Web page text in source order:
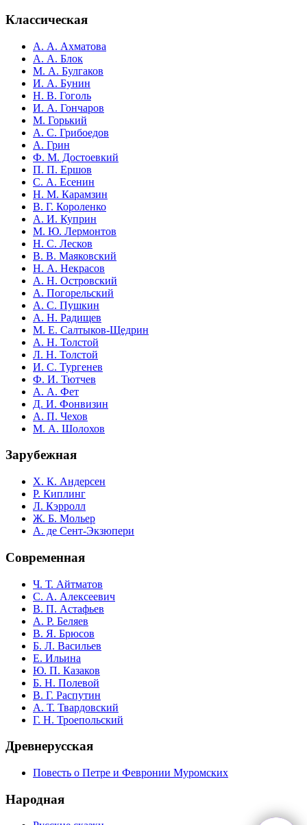
Классическая
А. А. Ахматова
А. А. Блок
М. А. Булгаков
И. А. Бунин
Н. В. Гоголь
И. А. Гончаров
М. Горький
А. С. Грибоедов
А. Грин
Ф. М. Достоевкий
П. П. Ершов
С. А. Есенин
Н. М. Карамзин
В. Г. Короленко
А. И. Куприн
М. Ю. Лермонтов
Н. С. Лесков
В. В. Маяковский
Н. А. Некрасов
А. Н. Островский
А. Погорельский
А. С. Пушкин
А. Н. Радищев
М. Е. Салтыков-Щедрин
А. Н. Толстой
Л. Н. Толстой
И. С. Тургенев
Ф. И. Тютчев
А. А. Фет
Д. И. Фонвизин
А. П. Чехов
М. А. Шолохов
Зарубежная
Х. К. Андерсен
Р. Киплинг
Л. Кэрролл
Ж. Б. Мольер
А. де Сент-Экзюпери
Современная
Ч. Т. Айтматов
С. А. Алексеевич
В. П. Астафьев
А. Р. Беляев
В. Я. Брюсов
Б. Л. Васильев
Е. Ильина
Ю. П. Казаков
Б. Н. Полевой
В. Г. Распутин
А. Т. Твардовский
Г. Н. Троепольский
Древнерусская
Повесть о Петре и Февронии Муромских
Народная